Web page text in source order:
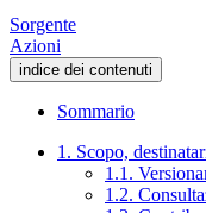
Sorgente
Azioni
indice dei contenuti
Sommario
1. Scopo,
1.1.
1.2.